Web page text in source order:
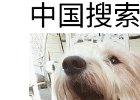
中国搜索